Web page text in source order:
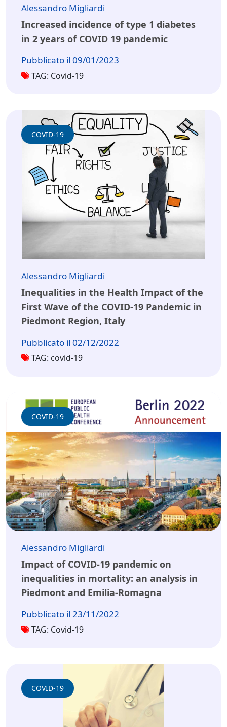
Alessandro Migliardi
Increased incidence of type 1 diabetes
in 2 years of COVID 19 pandemic
Pubblicato il 09/01/2023
TAG: Covid-19
COVID-19
Alessandro Migliardi
Inequalities in the Health Impact of the
First Wave of the COVID-19 Pandemic in
Piedmont Region, Italy
Pubblicato il 02/12/2022
TAG: covid-19
COVID-19
Alessandro Migliardi
Impact of COVID-19 pandemic on
inequalities in mortality: an analysis in
Piedmont and Emilia-Romagna
Pubblicato il 23/11/2022
TAG: Covid-19
COVID-19